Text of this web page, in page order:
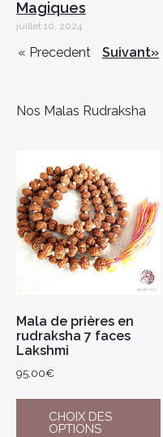
Magiques
juillet 10, 2024
« Precedent Suivant»
Nos Malas Rudraksha
Mala de prières en
rudraksha 7 faces
Lakshmi
95,00€
CHOIX DES
OPTIONS